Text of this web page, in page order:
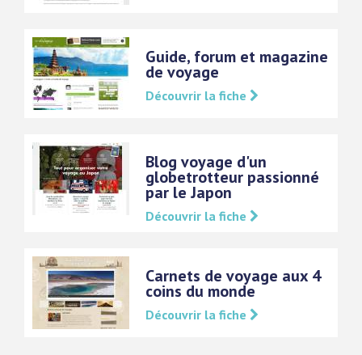
Guide, forum et magazine
de voyage
Découvrir la fiche
Blog voyage d'un
globetrotteur passionné
par le Japon
Découvrir la fiche
Carnets de voyage aux 4
coins du monde
Découvrir la fiche